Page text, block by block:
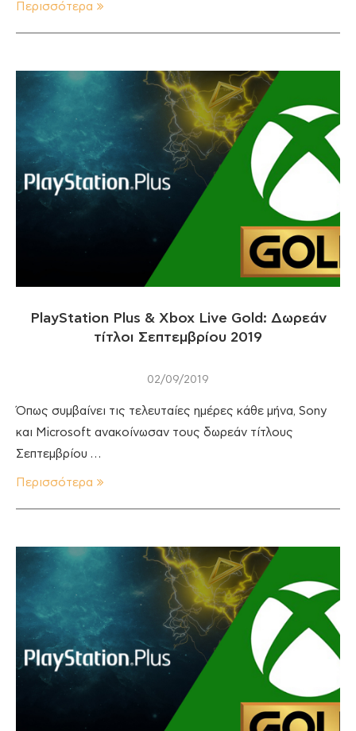
Περισσότερα
PlayStation Plus & Xbox Live Gold: Δωρεάν
τίτλοι Σεπτεμβρίου 2019
02/09/2019
Όπως συμβαίνει τις τελευταίες ημέρες κάθε μήνα, Sony
και Microsoft ανακοίνωσαν τους δωρεάν τίτλους
Σεπτεμβρίου …
Περισσότερα